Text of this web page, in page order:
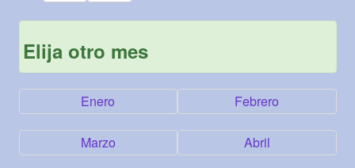
Elija otro mes
Enero Febrero
Marzo Abril